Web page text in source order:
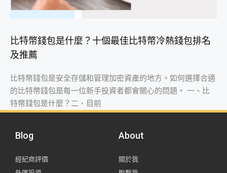
比特幣錢包是什麼？十個最佳比特幣冷熱錢包排名
及推薦
比特幣錢包是安全存儲和管理加密資產的地方。如何選擇合適
的比特幣錢包是每一位新手投資者都會關心的問題。 一、比
特幣錢包是什麼？二、目前
Blog
經紀商評價
About
關於我